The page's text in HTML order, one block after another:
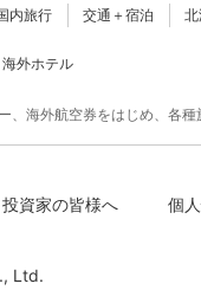
内旅行 交通＋宿泊
海外ホテル
、海外航空券をはじめ、各
投資家の皆様へ 個
Ltd.